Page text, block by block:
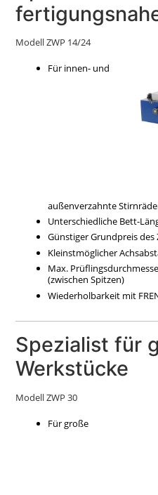
Modell ZWP 14/24
Für innen- und
außenverzahnte
Unterschiedliche Bett-
Günstiger Grundpreis des
Kleinstmöglicher
Max.
(zwischen Spitzen)
Wiederholbarkeit mit
Spezialist für
Werkstücke
Modell ZWP 30
Für große